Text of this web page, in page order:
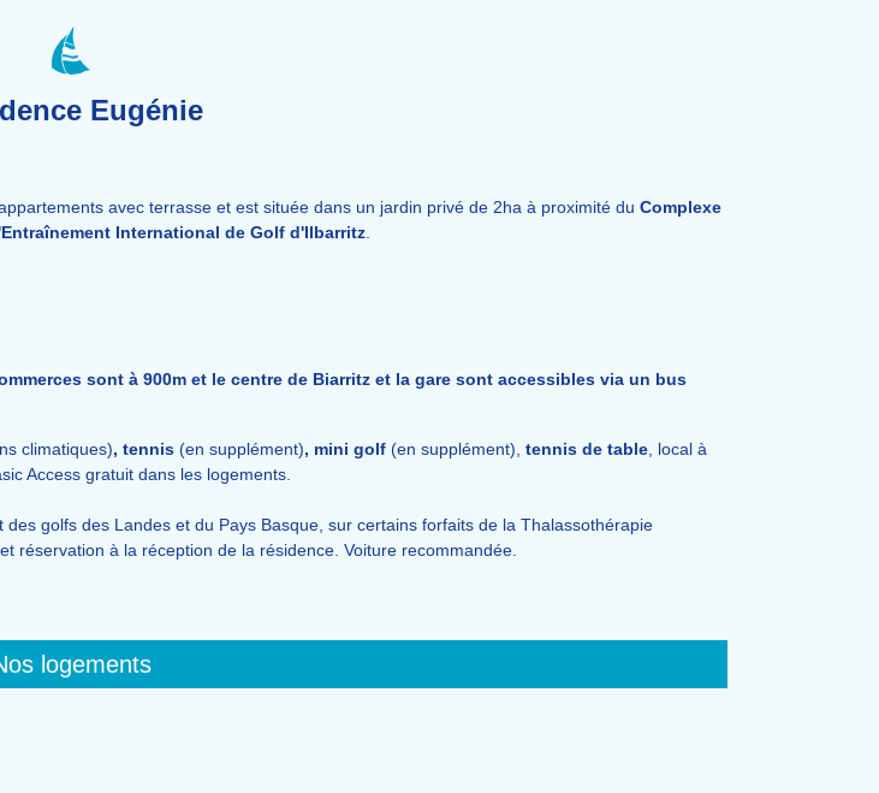
Eugénie
avec terrasse et est située dans un jardin privé de 2ha à proximité du Complexe
International de Golf d'Ilbarritz
sont à 900m et le centre de Biarritz et la gare sont accessibles via un bus
climatiques), tennis (en supplément), mini golf (en supplément), tennis de table , local à
Access gratuit dans les logements.
golfs des Landes et du Pays Basque, sur certains forfaits de la Thalassothérapie
réservation à la réception de la résidence. Voiture recommandée.
logements